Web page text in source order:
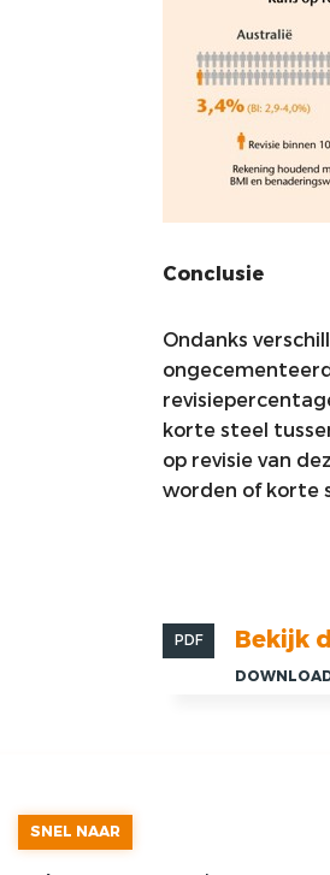
Conclusie
Ondanks
korte steel
op revisie van
worden of korte
PDF Bekijk
SNEL NAAR